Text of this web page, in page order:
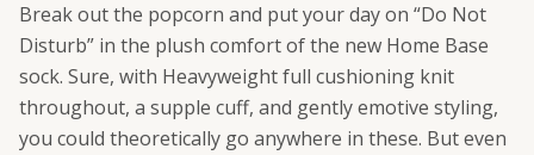
Break out the popcorn and put your day on “Do Not
Disturb” in the plush comfort of the new Home Base
sock. Sure, with Heavyweight full cushioning knit
throughout, a supple cuff, and gently emotive styling,
you could theoretically go anywhere in these. But even